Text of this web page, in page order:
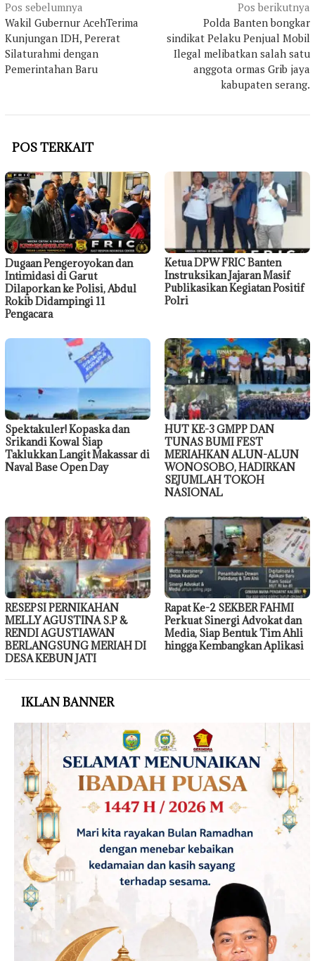
Navigasi
pos
Pos sebelumnya
Wakil Gubernur AcehTerima
Kunjungan IDH, Pererat
Silaturahmi dengan
Pemerintahan Baru
Pos berikutnya
Polda Banten bongkar
sindikat Pelaku Penjual Mobil
Ilegal melibatkan salah satu
anggota ormas Grib jaya
kabupaten serang.
POS TERKAIT
Dugaan Pengeroyokan dan
Intimidasi di Garut
Dilaporkan ke Polisi, Abdul
Rokib Didampingi 11
Pengacara
Ketua DPW FRIC Banten
Instruksikan Jajaran Masif
Publikasikan Kegiatan Positif
Polri
Spektakuler! Kopaska dan
Srikandi Kowal Siap
Taklukkan Langit Makassar di
Naval Base Open Day
HUT KE-3 GMPP DAN
TUNAS BUMI FEST
MERIAHKAN ALUN-ALUN
WONOSOBO, HADIRKAN
SEJUMLAH TOKOH
NASIONAL
RESEPSI PERNIKAHAN
MELLY AGUSTINA S.P &
RENDI AGUSTIAWAN
BERLANGSUNG MERIAH DI
DESA KEBUN JATI
Rapat Ke-2 SEKBER FAHMI
Perkuat Sinergi Advokat dan
Media, Siap Bentuk Tim Ahli
hingga Kembangkan Aplikasi
IKLAN BANNER